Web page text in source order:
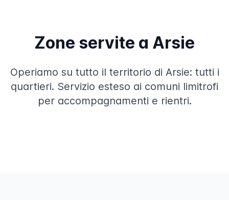
Zone servite a Arsie
Operiamo su tutto il territorio di Arsie: tutti i
quartieri. Servizio esteso ai comuni limitrofi
per accompagnamenti e rientri.